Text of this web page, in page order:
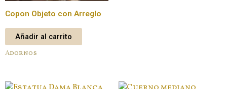
Copon Objeto con Arreglo
Añadir al carrito
Adornos